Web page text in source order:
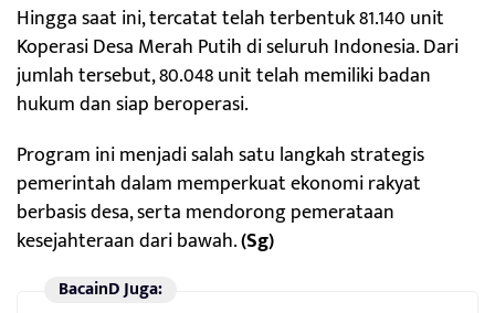
Hingga saat ini, tercatat telah terbentuk 81.140 unit
Koperasi Desa Merah Putih di seluruh Indonesia. Dari
jumlah tersebut, 80.048 unit telah memiliki badan
hukum dan siap beroperasi.
Program ini menjadi salah satu langkah strategis
pemerintah dalam memperkuat ekonomi rakyat
berbasis desa, serta mendorong pemerataan
kesejahteraan dari bawah.(Sg)
BacainD Juga: